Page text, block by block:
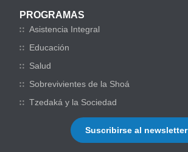
PROGRAMAS
Asistencia Integral
Educación
Salud
Sobrevivientes de la Shoá
Tzedaká y la Sociedad
Suscribirse al newsletter